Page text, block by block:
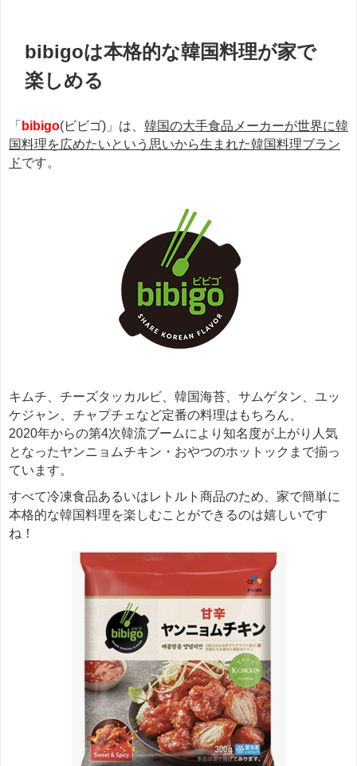
bibigoは本格的な韓国料理が家で
楽しめる
「 bibigo(ビビゴ)」は、 韓国の大手食品メーカーが世界に韓
国料理を広めたいという思いから生まれた韓国料理ブラン
ドです。
キムチ、チーズタッカルビ、韓国海苔、サムゲタン、ユッ
ケジャン、チャプチェなど定番の料理はもちろん、
2020年からの第4次韓流ブームにより知名度が上がり人気
となったヤンニョムチキン・おやつのホットックまで揃っ
ています。
すべて冷凍食品あるいはレトルト商品のため、家で簡単に
本格的な韓国料理を楽しむことができるのは嬉しいです
ね！